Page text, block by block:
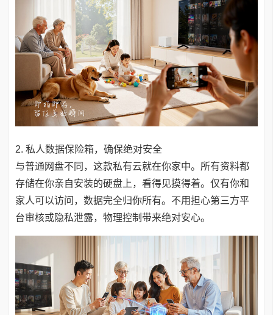
2. 私人数据保险箱，确保绝对安全
与普通网盘不同，这款私有云就在你家中。所有资料都
存储在你亲自安装的硬盘上，看得见摸得着。仅有你和
家人可以访问，数据完全归你所有。不用担心第三方平
台审核或隐私泄露，物理控制带来绝对安心。